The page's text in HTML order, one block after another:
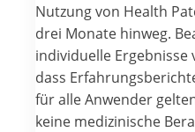
Nutzung von Health
drei Monate hinweg.
individuelle
dass
für alle Anwender
keine medizinische